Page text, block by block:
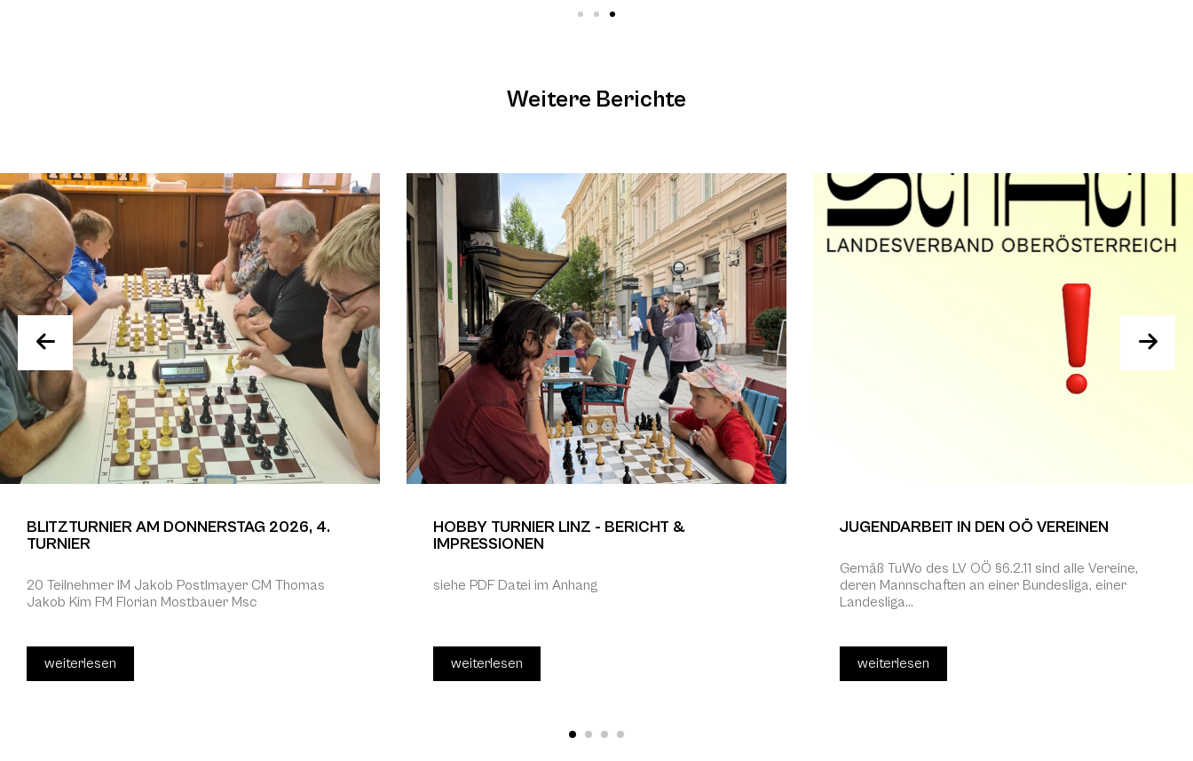
Weitere Berichte
BLITZTURNIER AM DONNERSTAG 2026, 4.
TURNIER
20 Teilnehmer IM Jakob Postlmayer CM Thomas
Jakob Kim FM Florian Mostbauer Msc
weiterlesen
HOBBY TURNIER LINZ - BERICHT &
IMPRESSIONEN
siehe PDF Datei im Anhang
weiterlesen
JUGENDARBEIT IN DEN OÖ VEREINEN
Gemäß TuWo des LV OÖ §6.2.11 sind alle Vereine,
deren Mannschaften an einer Bundesliga, einer
Landesliga...
weiterlesen